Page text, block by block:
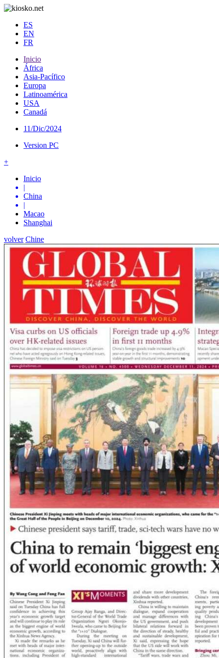
ES
EN
FR
Inicio
África
Asia-Pacífico
Europa
Latinoamérica
USA
Canadá
11/Dic/2024
Version PC
+
Inicio
|
China
|
Macao
Shanghai
volver Chine